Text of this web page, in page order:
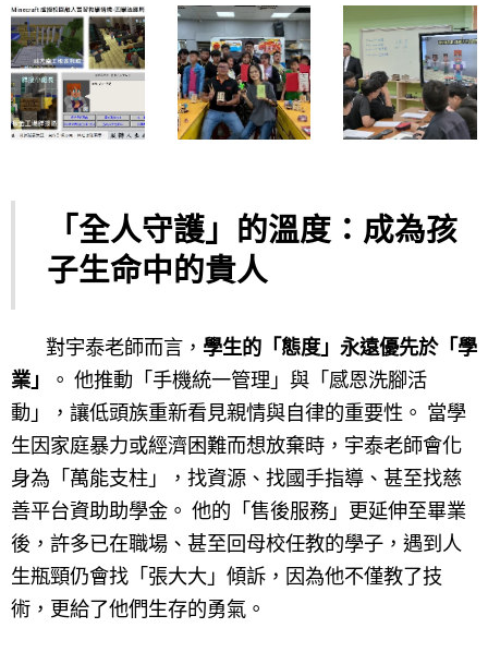
「全人守護」的溫度：成為孩
子生命中的貴人
對宇泰老師而言， 學生的「態度」永遠優先於「學
業」
。 他推動「手機統一管理」與「感恩洗腳活
動」，讓低頭族重新看見親情與自律的重要性。 當學
生因家庭暴力或經濟困難而想放棄時，宇泰老師會化
身為「萬能支柱」，找資源、找國手指導、甚至找慈
善平台資助助學金。 他的「售後服務」更延伸至畢業
後，許多已在職場、甚至回母校任教的學子，遇到人
生瓶頸仍會找「張大大」傾訴，因為他不僅教了技
術，更給了他們生存的勇氣。